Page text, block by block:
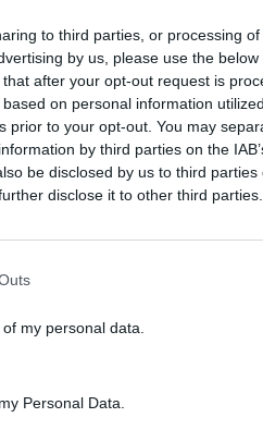
to third parties, or processing
by us, please use the
after your opt-out request is
on personal information
prior to your opt-out. You may
by third parties on the
be disclosed by us to third parties
disclose it to other third parties.
my personal data.
Personal Data.
štiri odstotke oz. 10
družbe namreč
bo sicer odločala